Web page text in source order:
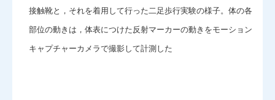
接触靴と，それを着用して行った二足歩行実験の様子。体の各
部位の動きは，体表につけた反射マーカーの動きをモーション
キャプチャーカメラで撮影して計測した